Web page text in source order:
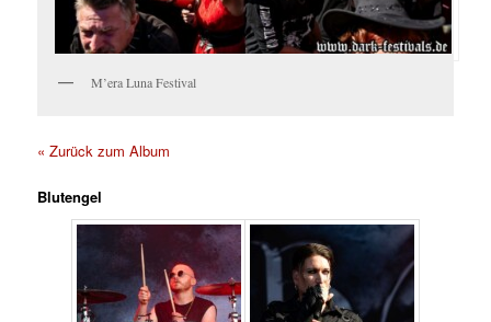
M’era Luna Festival
« Zurück zum Album
Blutengel